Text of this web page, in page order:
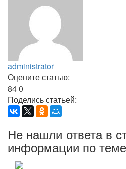
administrator
Оцените статью:
840
Поделись статьей:
Не нашли ответа в
информации по